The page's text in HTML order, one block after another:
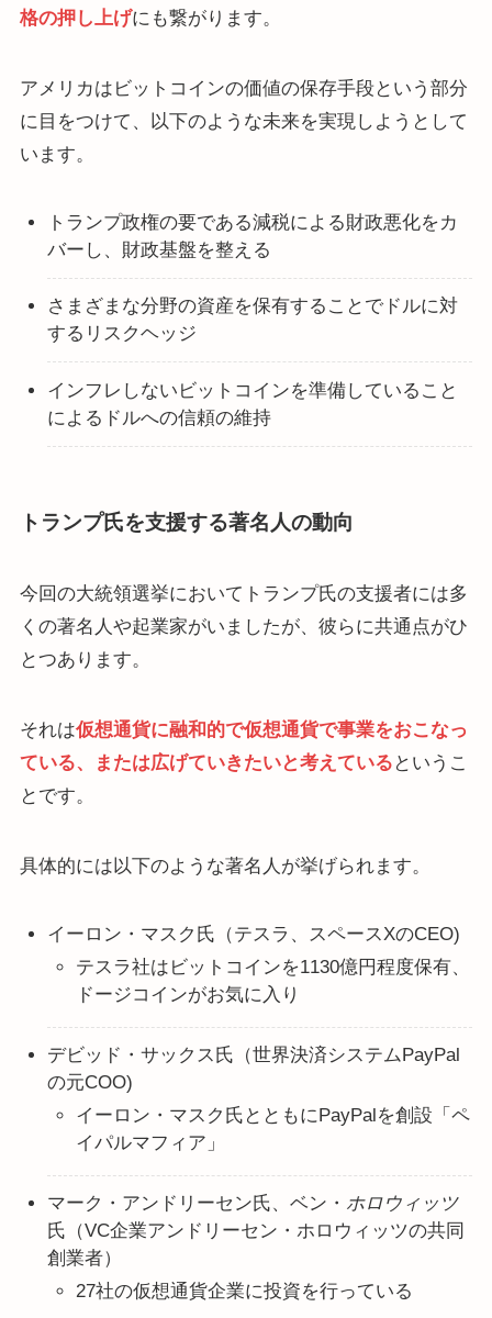
格の押し上げにも繋がります。
アメリカはビットコインの価値の保存手段という部分
に目をつけて、以下のような未来を実現しようとして
います。
トランプ政権の要である減税による財政悪化をカ
バーし、財政基盤を整える
さまざまな分野の資産を保有することでドルに対
するリスクヘッジ
インフレしないビットコインを準備していること
によるドルへの信頼の維持
トランプ氏を支援する著名人の動向
今回の大統領選挙においてトランプ氏の支援者には多
くの著名人や起業家がいましたが、彼らに共通点がひ
とつあります。
それは仮想通貨に融和的で仮想通貨で事業をおこなっ
ている、または広げていきたいと考えている というこ
とです。
具体的には以下のような著名人が挙げられます。
イーロン・マスク氏（テスラ、スペースXのCEO)
テスラ社はビットコインを1130億円程度保有、
ドージコインがお気に入り
デビッド・サックス氏（世界決済システムPayPal
の元COO)
イーロン・マスク氏とともにPayPalを創設「ペ
イパルマフィア」
マーク・アンドリーセン氏、ベン・ ホロウィッツ
氏（VC企業アンドリーセン・ホロウィッツの共同
創業者）
27社の仮想通貨企業に投資を行っている